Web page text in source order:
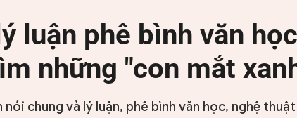
luận phê bình văn
những "con mắt
nói chung và lý luận, phê bình văn học, nghệ thuật